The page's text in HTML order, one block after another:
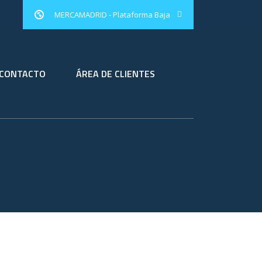
MERCAMADRID - Plataforma Baja
CONTACTO ÁREA DE CLIENTES